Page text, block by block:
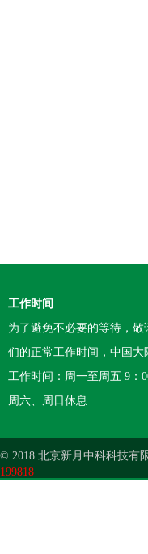
工作时间
为了避免不必要的等待，
们的正常工作时间，中国大
工作时间：周一至周五 9：
周六、周日休息
© 2018 北京新月中科科技有
199818